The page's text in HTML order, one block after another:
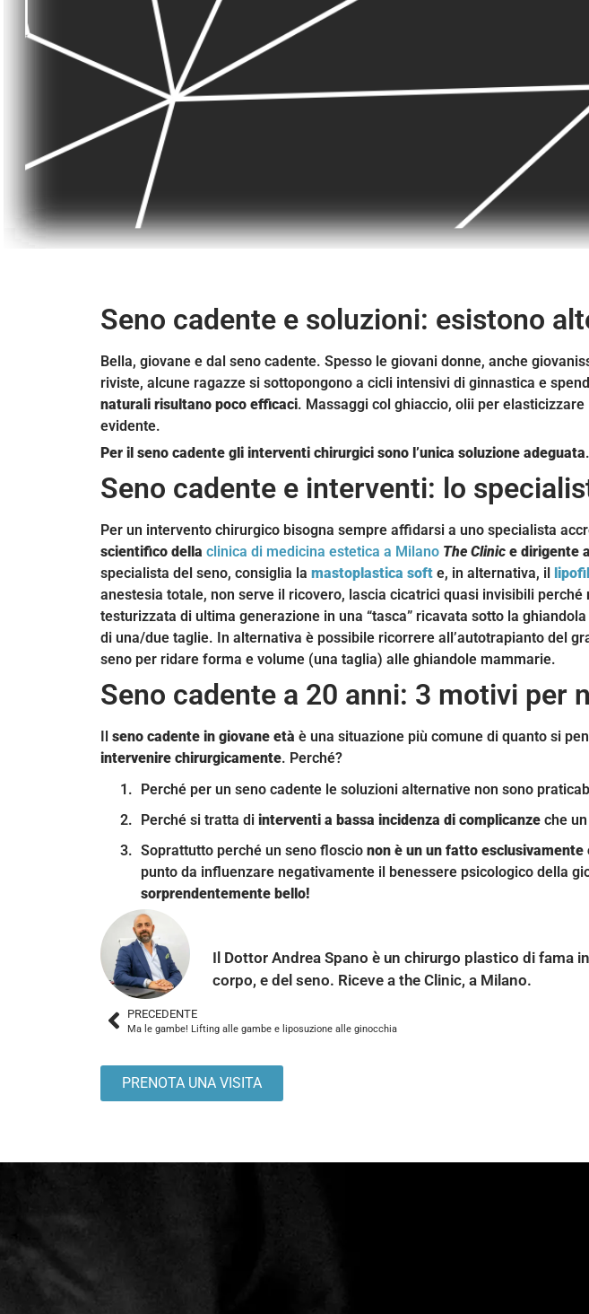
Seno cadente e soluzioni: esistono
Bella, giovane e dal seno cadente. Spesso le giovani donne, anche
riviste, alcune ragazze si sottopongono a cicli intensivi di ginnastica e
naturali risultano poco efficaci. Massaggi col ghiaccio, olii per
evidente.
Per il seno cadente gli interventi chirurgici sono l’unica soluzione adeguata.
Seno cadente e interventi: lo
Per un intervento chirurgico bisogna sempre affidarsi a uno specialista
scientifico della clinica di medicina estetica a Milano The Clinic e dirigente
specialista del seno, consiglia la mastoplastica soft e, in alternativa, il
anestesia totale, non serve il ricovero, lascia cicatrici quasi invisibili
testurizzata di ultima generazione in una “tasca” ricavata sotto la
di una/due taglie. In alternativa è possibile ricorrere all’autotrapianto del
seno per ridare forma e volume (una taglia) alle ghiandole mammarie.
Seno cadente a 20 anni: 3 motivi per
Il seno cadente in giovane età è una situazione più comune di quanto si
intervenire chirurgicamente. Perché?
Perché per un seno cadente le soluzioni alternative non sono
Perché si tratta di interventi a bassa incidenza di complicanze che
Soprattutto perché un seno floscio non è un un fatto esclusivamente
punto da influenzare negativamente il benessere psicologico della
sorprendentemente bello!
Il Dottor Andrea Spano è un chirurgo plastico di fama
corpo, e del seno. Riceve a the Clinic, a Milano.
PRECEDENTE
Ma le gambe! Lifting alle gambe e liposuzione alle ginocchia
PRENOTA UNA VISITA